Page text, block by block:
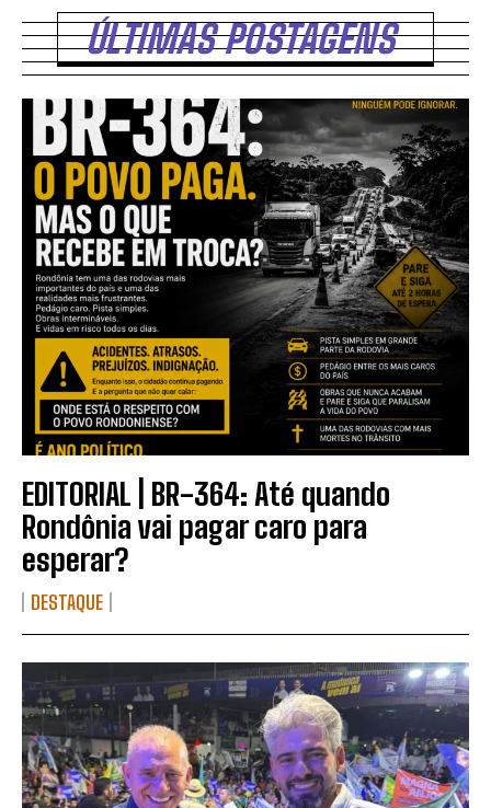
ÚLTIMAS POSTAGENS
EDITORIAL | BR-364: Até quando
Rondônia vai pagar caro para
esperar?
DESTAQUE